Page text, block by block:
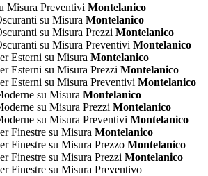
Misura Preventivi Montelanico
su Misura Montelanico
su Misura Prezzi Montelanico
su Misura Preventivi Montelanico
Esterni su Misura Montelanico
Esterni su Misura Prezzi Montelanico
Esterni su Misura Preventivi Montelanico
su Misura Montelanico
su Misura Prezzi Montelanico
su Misura Preventivi Montelanico
Finestre su Misura Montelanico
Finestre su Misura Prezzo Montelanico
Finestre su Misura Prezzi Montelanico
Finestre su Misura Preventivo